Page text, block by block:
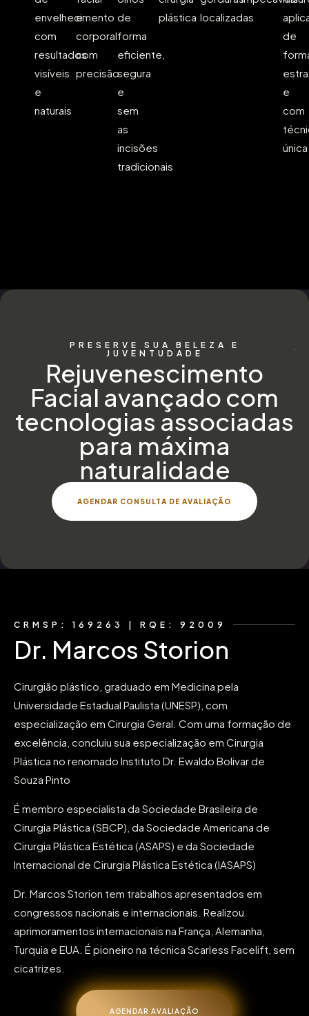
envelhecimento
com
resultados
visíveis
e
naturais
e
corporal
com
precisão
de
forma
eficiente,
segura
e
sem
as
incisões
tradicionais
plástica localizadas
de
e
com
única
PRESERVE SUA BELEZA E
JUVENTUDADE
Rejuvenescimento
Facial avançado com
tecnologias associadas
para máxima
naturalidade
AGENDAR CONSULTA DE AVALIAÇÃO
CRMSP: 169263 | RQE: 92009
Dr. Marcos Storion
Cirurgião plástico, graduado em Medicina pela
Universidade Estadual Paulista (UNESP), com
especialização em Cirurgia Geral. Com uma formação de
excelência, concluiu sua especialização em Cirurgia
Plástica no renomado Instituto Dr. Ewaldo Bolivar de
Souza Pinto
É membro especialista da Sociedade Brasileira de
Cirurgia Plástica (SBCP), da Sociedade Americana de
Cirurgia Plástica Estética (ASAPS) e da Sociedade
Internacional de Cirurgia Plástica Estética (IASAPS)
Dr. Marcos Storion tem trabalhos apresentados em
congressos nacionais e internacionais. Realizou
aprimoramentos internacionais na França, Alemanha,
Turquia e EUA. É pioneiro na técnica Scarless Facelift, sem
cicatrizes.
AGENDAR AVALIAÇÃO